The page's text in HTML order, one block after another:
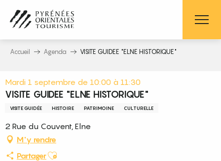
contenu
principal
Accueil Agenda VISITE GUIDEE "ELNE HISTORIQUE"
Mardi 1 septembre de 10:00 à 11:30
VISITE GUIDEE "ELNE HISTORIQUE"
VISITE GUIDÉE HISTOIRE PATRIMOINE CULTURELLE
2 Rue du Couvent, Elne
M'y rendre
PartagerAjouter aux favoris